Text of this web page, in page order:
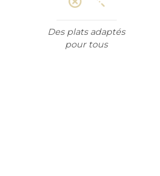
Des plats adaptés
pour tous